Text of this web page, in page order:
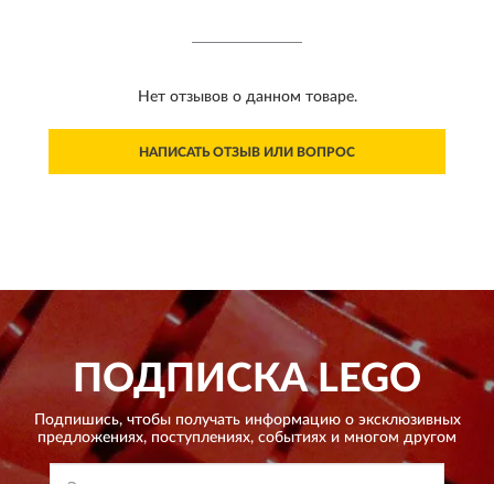
Нет отзывов о данном товаре.
НАПИСАТЬ ОТЗЫВ ИЛИ ВОПРОС
ПОДПИСКАLEGO
Подпишись, чтобы получать информацию о эксклюзивных
предложениях, поступлениях, событиях и многом другом